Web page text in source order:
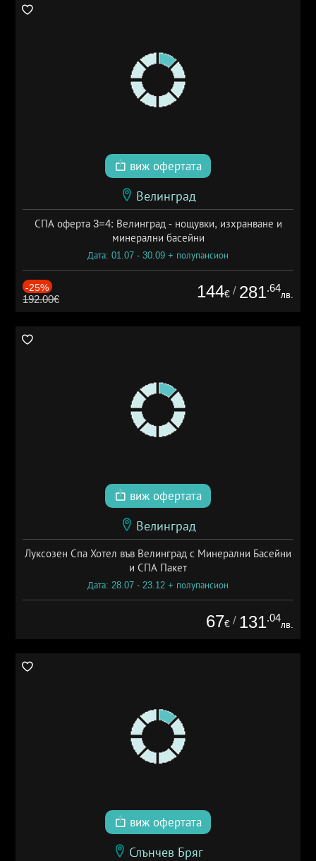
виж офертата
Велинград
СПА оферта 3=4: Велинград - нощувки, изхранване и
минерални басейни
Дата: 01.07 - 30.09 + полупансион
-25%
192.00€ 144€ / 281.64
лв.
виж офертата
Велинград
Луксозен Спа Хотел във Велинград с Минерални Басейни
и СПА Пакет
Дата: 28.07 - 23.12 + полупансион
67€ / 131.04
лв.
виж офертата
Слънчев Бряг